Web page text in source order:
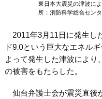
東日本大震災の津波に
所：消防科学総合センタ
2011年3月11日に発生し
ド9.0という巨大なエネル
よって発生した津波により
の被害をもたらした。
仙台弁護士会が震災直後